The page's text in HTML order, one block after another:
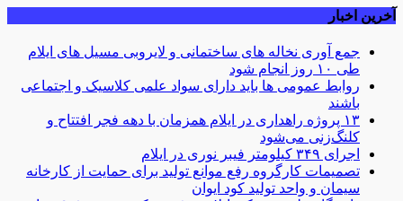
آخرین اخبار
جمع آوری نخاله های ساختمانی و لایروبی مسیل های ایلام
طی ۱۰ روز انجام شود
روابط عمومی ها باید دارای سواد علمی کلاسیک و اجتماعی
باشند
۱۳ پروژه راهداری در ایلام همزمان با دهه فجر افتتاح و
کلنگ‌زنی می‌شود
اجرای ۳۴۹ کیلومتر فیبر نوری در ایلام
تصمیمات کارگروه رفع موانع تولید برای حمایت از کارخانه
سیمان و واحد تولید کود ایوان